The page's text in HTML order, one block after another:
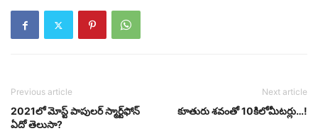
Previous article
2021లో మోస్ట్‌ పాపులర్‌ స్మార్ట్‌ఫోన్‌
ఏదో తెలుసా?
Next article
కూతురు శవంతో 10కిలోమీటర్లు…!